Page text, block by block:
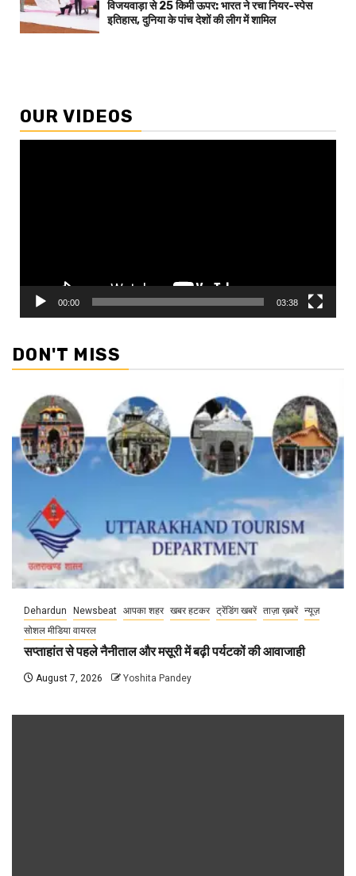
विजयवाड़ा से 25 किमी ऊपर: भारत ने रचा नियर-स्पेस
इतिहास, दुनिया के पांच देशों की लीग में शामिल
OUR VIDEOS
00:00 03:38
DON'T MISS
Dehardun Newsbeat आपका शहर खबर हटकर ट्रेंडिंग खबरें ताज़ा ख़बरें न्यूज़
सोशल मीडिया वायरल
सप्ताहांत से पहले नैनीताल और मसूरी में बढ़ी पर्यटकों की आवाजाही
August 7, 2026 Yoshita Pandey